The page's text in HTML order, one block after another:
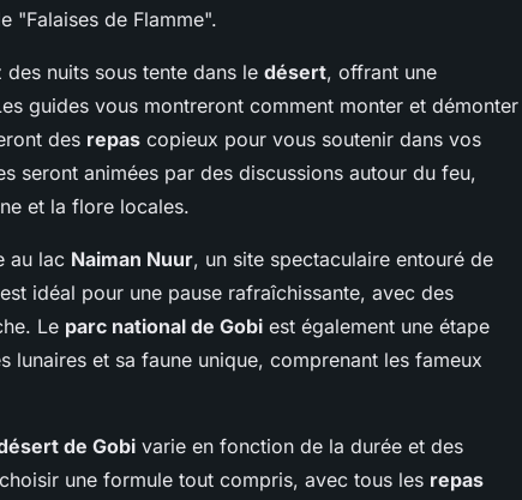
"Falaises de Flamme".
nuits sous tente dans le désert, offrant une
guides vous montreront comment monter et démonter
des repas copieux pour vous soutenir dans vos
seront animées par des discussions autour du feu,
et la flore locales.
au lac Naiman Nuur, un site spectaculaire entouré de
idéal pour une pause rafraîchissante, avec des
Le parc national de Gobi est également une étape
lunaires et sa faune unique, comprenant les fameux
de Gobi varie en fonction de la durée et des
une formule tout compris, avec tous les repas